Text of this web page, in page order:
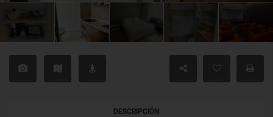
DESCRIPCIÓN